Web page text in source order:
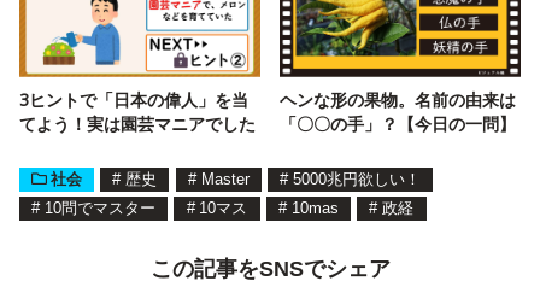
3ヒントで「日本の偉人」を当
てよう！実は園芸マニアでした
ヘンな形の果物。名前の由来は
「〇〇の手」？【今日の一問】
社会 # 歴史 # Master # 5000兆円欲しい！
# 10問でマスター # 10マス # 10mas # 政経
この記事をSNSでシェア